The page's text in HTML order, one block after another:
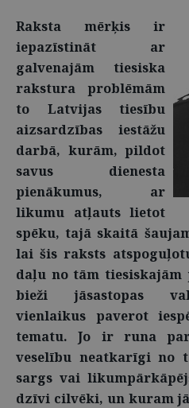
Raksta mērķis ir
iepazīstināt ar
galvenajām tiesiska
rakstura problēmām
to Latvijas tiesību
aizsardzības iestāžu
darbā, kurām, pildot
savus dienesta
pienākumus, ar
likumu atļauts lietot
spēku, tajā skaitā
lai šis raksts
daļu no tām
bieži jāsastopas
vienlaikus paverot
tematu. Jo ir runa
veselību neatkarīgi no
sargs vai
dzīvi cilvēki, un kuram